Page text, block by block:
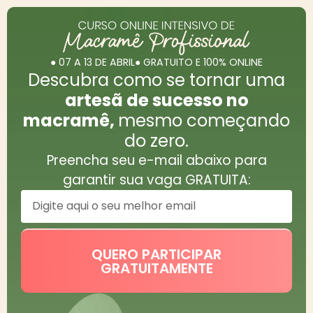
● 07 A 13 DE ABRIL● GRATUITO E 100% ONLINE
Descubra como se tornar uma
artesã de sucesso no
macramê, mesmo começando
do zero.
Preencha seu e-mail abaixo para
garantir sua vaga GRATUITA:
QUERO PARTICIPAR
GRATUITAMENTE